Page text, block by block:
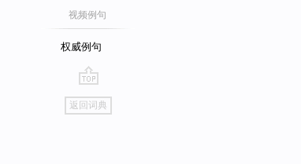
视频例句
权威例句
go
top
返回词典